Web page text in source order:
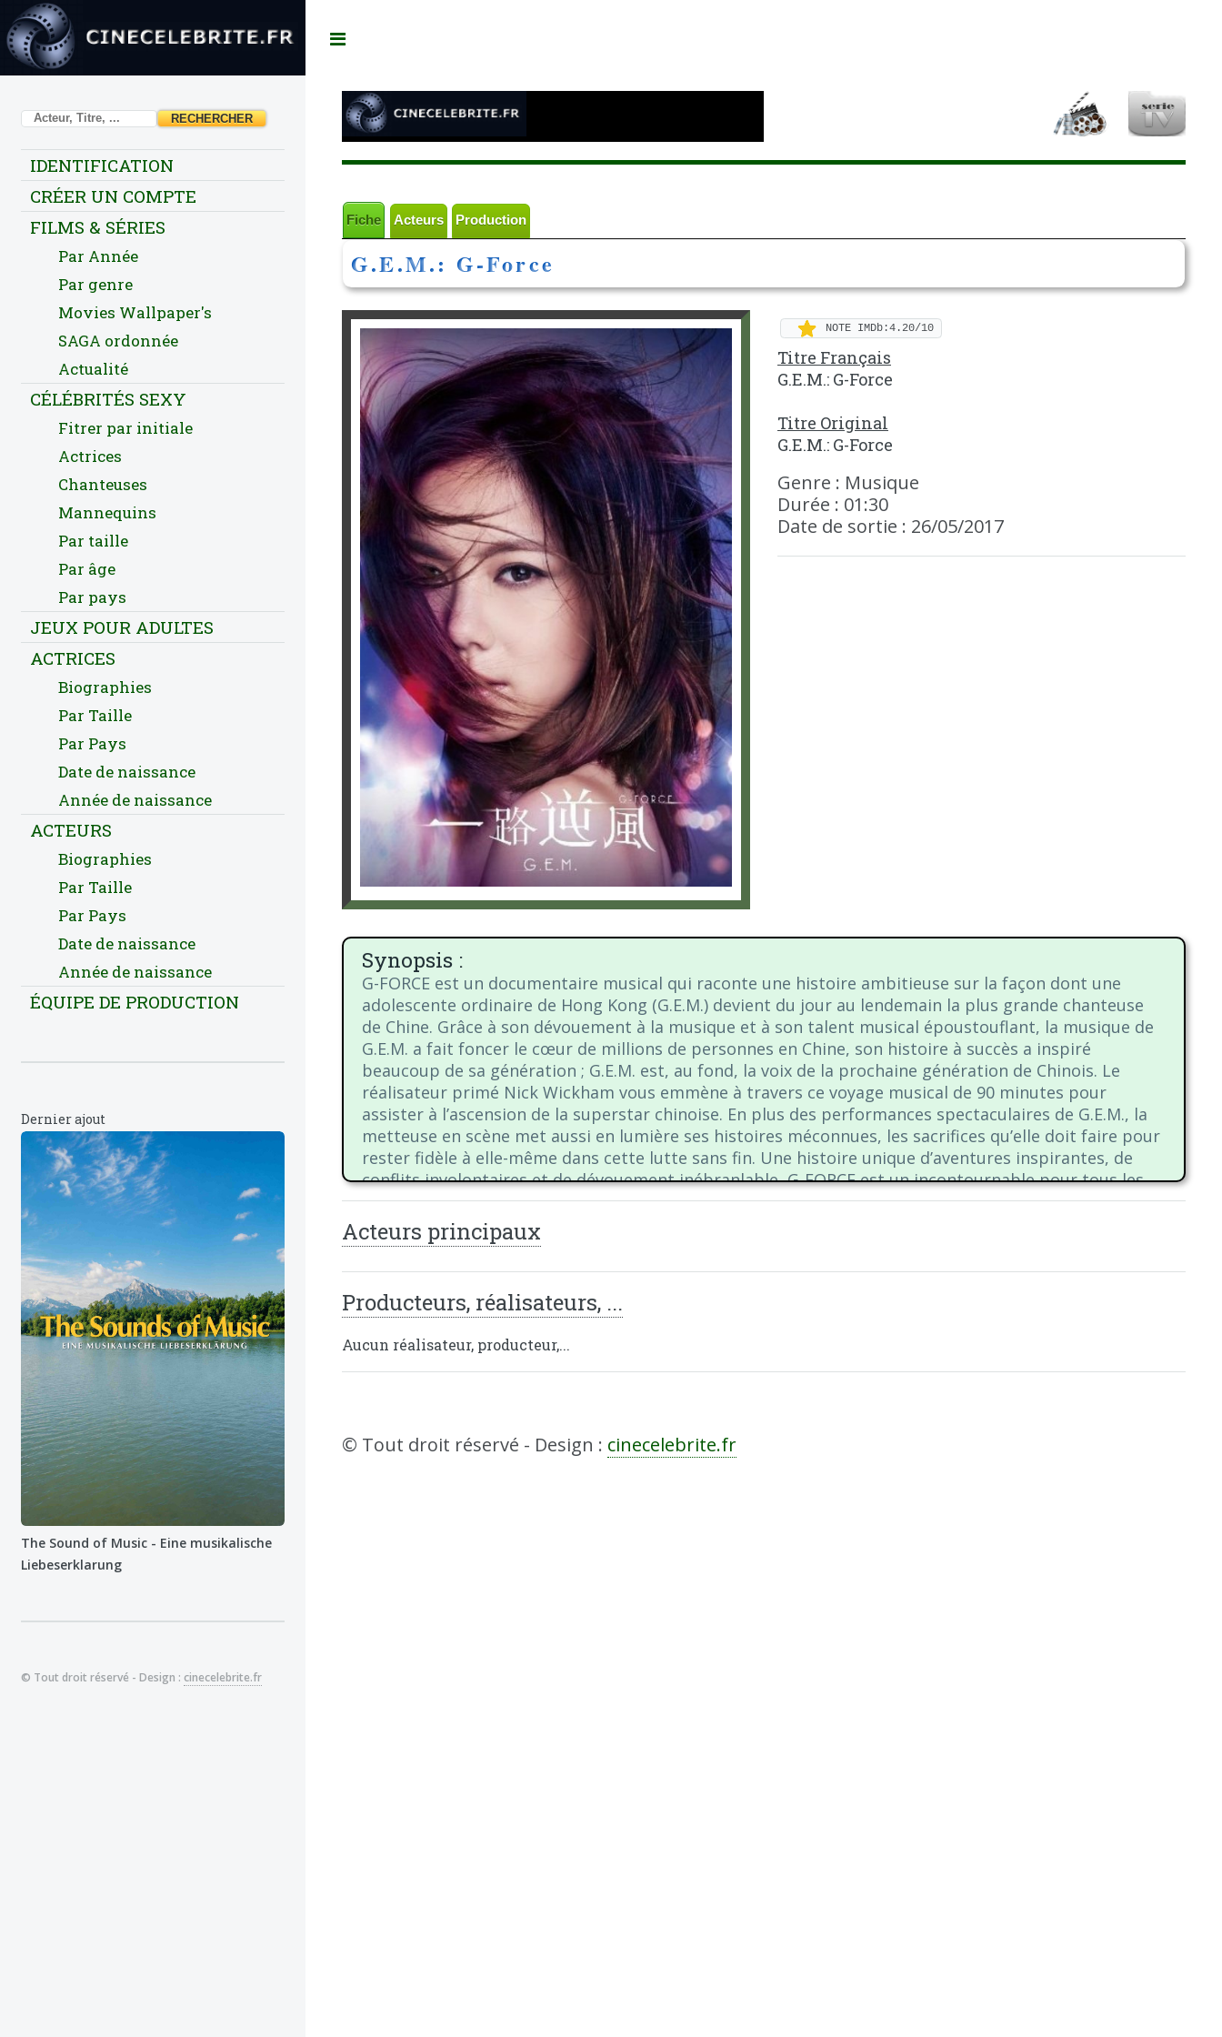
Fiche Acteurs Production
G.E.M.: G-Force
NOTE IMDb:4.20/10
Titre Français
G.E.M.: G-Force
Titre Original
G.E.M.: G-Force
Genre : Musique
Durée : 01:30
Date de sortie : 26/05/2017
Synopsis :
G-FORCE est un documentaire musical qui raconte une histoire ambitieuse sur la façon dont une
adolescente ordinaire de Hong Kong (G.E.M.) devient du jour au lendemain la plus grande chanteuse
de Chine. Grâce à son dévouement à la musique et à son talent musical époustouflant, la musique de
G.E.M. a fait foncer le cœur de millions de personnes en Chine, son histoire à succès a inspiré
beaucoup de sa génération ; G.E.M. est, au fond, la voix de la prochaine génération de Chinois. Le
réalisateur primé Nick Wickham vous emmène à travers ce voyage musical de 90 minutes pour
assister à l’ascension de la superstar chinoise. En plus des performances spectaculaires de G.E.M., la
metteuse en scène met aussi en lumière ses histoires méconnues, les sacrifices qu’elle doit faire pour
rester fidèle à elle-même dans cette lutte sans fin. Une histoire unique d’aventures inspirantes, de
conflits involontaires et de dévouement inébranlable, G-FORCE est un incontournable pour tous les
rêveurs.
Acteurs principaux
Producteurs, réalisateurs, ...
Aucun réalisateur, producteur,...
© Tout droit réservé - Design : cinecelebrite.fr
IDENTIFICATION
CRÉER UN COMPTE
FILMS & SÉRIES
Par Année
Par genre
Movies Wallpaper's
SAGA ordonnée
Actualité
CÉLÉBRITÉS SEXY
Fitrer par initiale
Actrices
Chanteuses
Mannequins
Par taille
Par âge
Par pays
JEUX POUR ADULTES
ACTRICES
Biographies
Par Taille
Par Pays
Date de naissance
Année de naissance
ACTEURS
Biographies
Par Taille
Par Pays
Date de naissance
Année de naissance
ÉQUIPE DE PRODUCTION
Dernier ajout
The Sound of Music - Eine musikalische
Liebeserklarung
© Tout droit réservé - Design : cinecelebrite.fr